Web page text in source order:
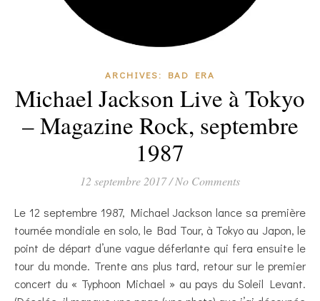
ARCHIVES: BAD ERA
Michael Jackson Live à Tokyo
– Magazine Rock, septembre
1987
12 septembre 2017/ No Comments
Le 12 septembre 1987, Michael Jackson lance sa première
tournée mondiale en solo, le Bad Tour, à Tokyo au Japon, le
point de départ d’une vague déferlante qui fera ensuite le
tour du monde. Trente ans plus tard, retour sur le premier
concert du « Typhoon Michael » au pays du Soleil Levant.